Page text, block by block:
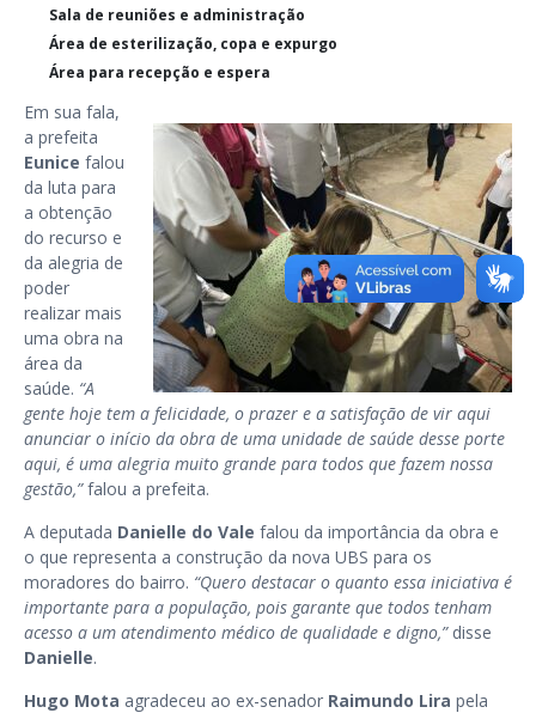
Sala de reuniões e administração
Área de esterilização, copa e expurgo
Área para recepção e espera
Em sua fala,
a prefeita
Eunice falou
da luta para
a obtenção
do recurso e
da alegria de
poder
realizar mais
uma obra na
área da
saúde. “A
gente hoje tem a felicidade, o prazer e a satisfação de vir aqui
anunciar o início da obra de uma unidade de saúde desse porte
aqui, é uma alegria muito grande para todos que fazem nossa
gestão,”falou a prefeita.
A deputada Danielle do Vale falou da importância da obra e
o que representa a construção da nova UBS para os
moradores do bairro. “Quero destacar o quanto essa iniciativa é
importante para a população, pois garante que todos tenham
acesso a um atendimento médico de qualidade e digno,”disse
Danielle.
Hugo Mota agradeceu ao ex-senador Raimundo Lira pela